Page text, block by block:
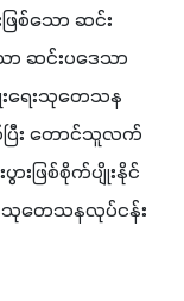
ြစ်သော ဆင်း
ာ ဆင်းပဒေသာ
ရေးသုတေသန
ပြီး တောင်သူလက်
းဖြစ်စိုက်ပျိုးနိုင်
သုတေသနလုပ်ငန်း